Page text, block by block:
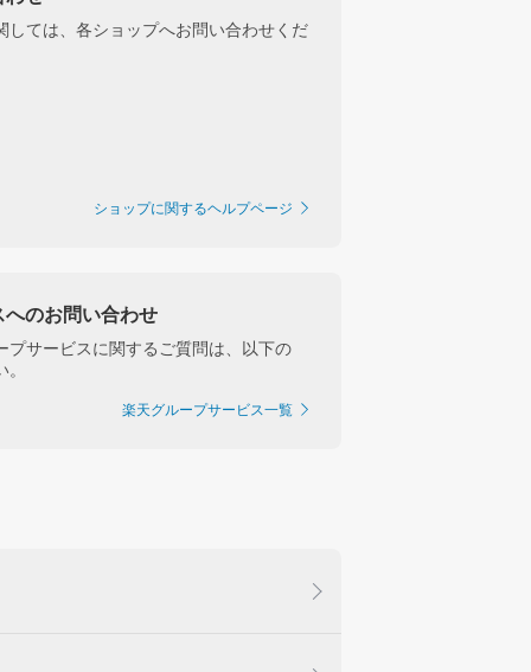
しては、各ショップへお問い合わせくだ
ショップに関するヘルプページ
のお問い合わせ
プサービスに関するご質問は、以下の
楽天グループサービス一覧